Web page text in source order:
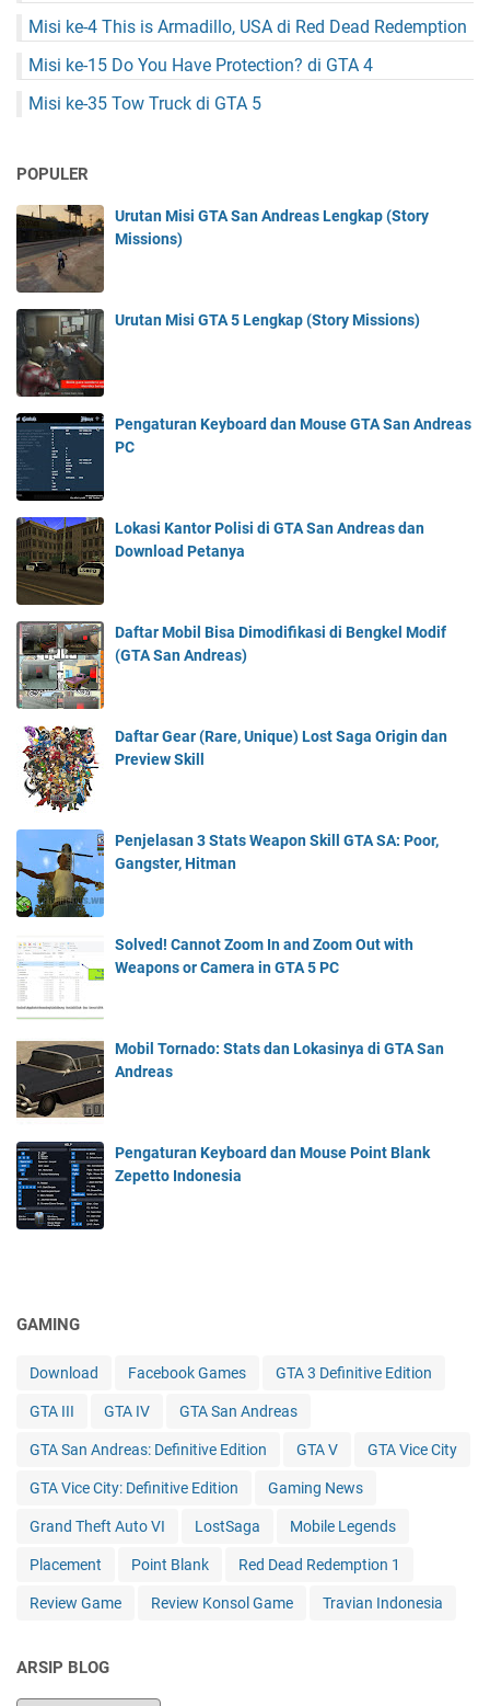
Misi ke-4 This is Armadillo, USA di Red Dead Redemption
Misi ke-15 Do You Have Protection? di GTA 4
Misi ke-35 Tow Truck di GTA 5
POPULER
Urutan Misi GTA San Andreas Lengkap (Story
Missions)
Urutan Misi GTA 5 Lengkap (Story Missions)
Pengaturan Keyboard dan Mouse GTA San Andreas
PC
Lokasi Kantor Polisi di GTA San Andreas dan
Download Petanya
Daftar Mobil Bisa Dimodifikasi di Bengkel Modif
(GTA San Andreas)
Daftar Gear (Rare, Unique) Lost Saga Origin dan
Preview Skill
Penjelasan 3 Stats Weapon Skill GTA SA: Poor,
Gangster, Hitman
Solved! Cannot Zoom In and Zoom Out with
Weapons or Camera in GTA 5 PC
Mobil Tornado: Stats dan Lokasinya di GTA San
Andreas
Pengaturan Keyboard dan Mouse Point Blank
Zepetto Indonesia
GAMING
Download Facebook Games GTA 3 Definitive Edition
GTA III GTA IV GTA San Andreas
GTA San Andreas: Definitive Edition GTA V GTA Vice City
GTA Vice City: Definitive Edition Gaming News
Grand Theft Auto VI LostSaga Mobile Legends
Placement Point Blank Red Dead Redemption 1
Review Game Review Konsol Game Travian Indonesia
ARSIP BLOG